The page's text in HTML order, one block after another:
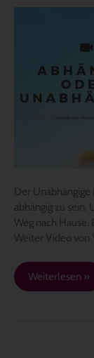
Der
abhängig zu sein.
Weg nach
Weiter Video von
Unabhängig?
Weiterlesen »